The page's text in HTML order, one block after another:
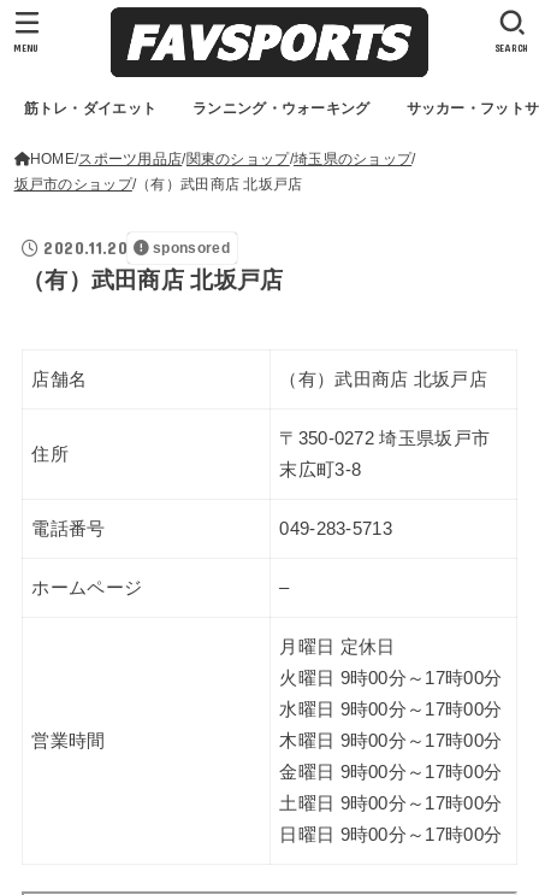
筋トレ・ダイエット ランニング・ウォーキング サッカー・フット
SEARCH
MENU
HOME スポーツ用品店 関東のショップ 埼玉県のショップ
坂戸市のショップ （有）武田商店 北坂戸店
2020.11.20 sponsored
（有）武田商店 北坂戸店
店舗名 （有）武田商店 北坂戸店
住所
〒350-0272 埼玉県坂戸市
末広町3-8
電話番号 049-283-5713
ホームページ –
営業時間
月曜日 定休日
火曜日 9時00分～17時00分
水曜日 9時00分～17時00分
木曜日 9時00分～17時00分
金曜日 9時00分～17時00分
土曜日 9時00分～17時00分
日曜日 9時00分～17時00分